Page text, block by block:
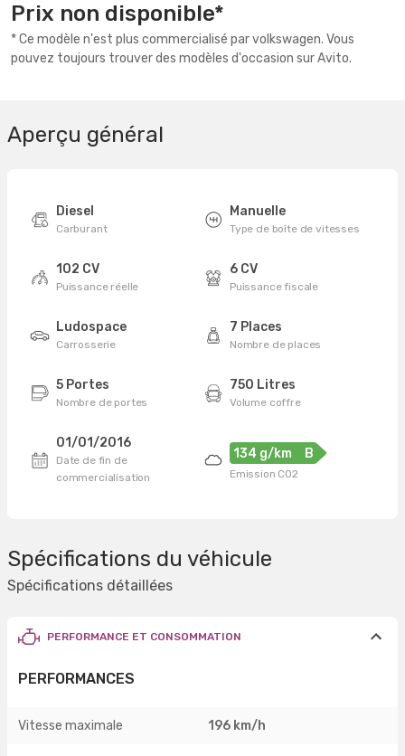
Prix non disponible*
* Ce modèle n'est plus commercialisé par volkswagen. Vous
pouvez toujours trouver des modèles d'occasion sur Avito.
Aperçu général
Diesel
Carburant
Manuelle
Type de boîte de vitesses
102 CV
Puissance réelle
6 CV
Puissance fiscale
Ludospace
Carrosserie
7 Places
Nombre de places
5 Portes
Nombre de portes
750 Litres
Volume coffre
01/01/2016
Date de fin de
commercialisation
134 g/km B
Emission CO2
Spécifications du véhicule
Spécifications détaillées
PERFORMANCE ET CONSOMMATION
PERFORMANCES
Vitesse maximale 196 km/h